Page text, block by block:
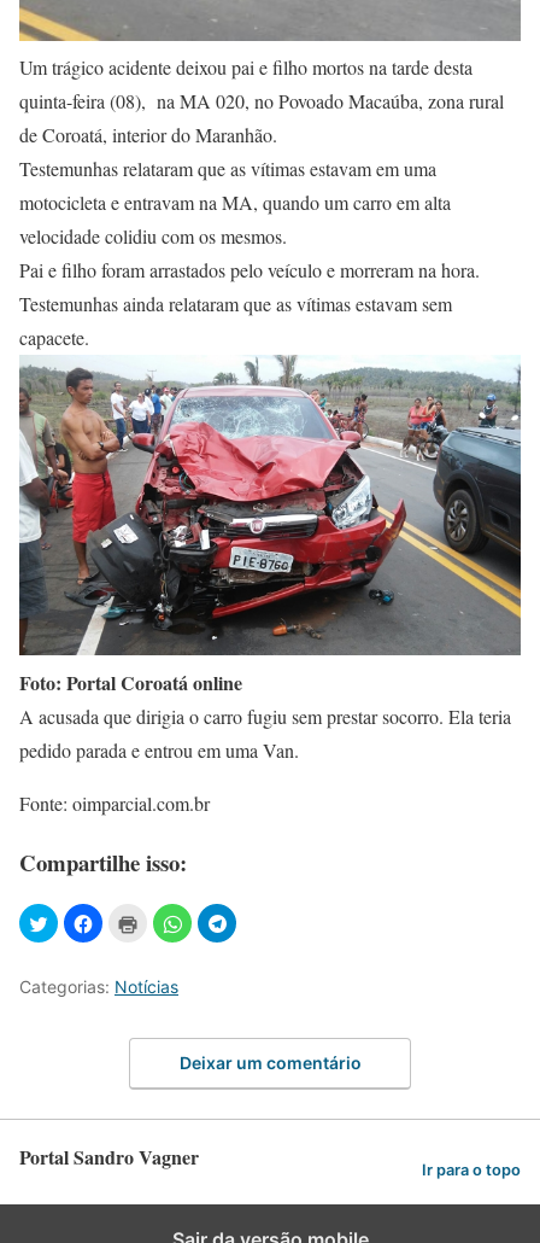
Um trágico acidente deixou pai e filho mortos na tarde desta
quinta-feira (08), na MA 020, no Povoado Macaúba, zona rural
de Coroatá, interior do Maranhão.
Testemunhas relataram que as vítimas estavam em uma
motocicleta e entravam na MA, quando um carro em alta
velocidade colidiu com os mesmos.
Pai e filho foram arrastados pelo veículo e morreram na hora.
Testemunhas ainda relataram que as vítimas estavam sem
capacete.
Foto: Portal Coroatá online
A acusada que dirigia o carro fugiu sem prestar socorro. Ela teria
pedido parada e entrou em uma Van.
Fonte: oimparcial.com.br
Compartilhe isso:
Categorias: Notícias
Deixar um comentário
Portal Sandro Vagner Ir para o topo